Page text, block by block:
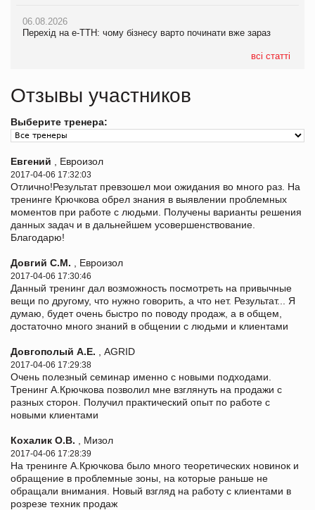
06.08.2026
Перехід на е-ТТН: чому бізнесу варто починати вже зараз
всі статті
Отзывы участников
Выберите тренера:
Евгений , Евроизол
2017-04-06 17:32:03
Отлично!Результат превзошел мои ожидания во много раз. На
тренинге Крючкова обрел знания в выявлении проблемных
моментов при работе с людьми. Получены варианты решения
данных задач и в дальнейшем усовершенствование.
Благодарю!
Довгий С.М. , Евроизол
2017-04-06 17:30:46
Данный тренинг дал возможность посмотреть на привычные
вещи по другому, что нужно говорить, а что нет. Результат... Я
думаю, будет очень быстро по поводу продаж, а в общем,
достаточно много знаний в общении с людьми и клиентами
Довгополый А.Е. , AGRID
2017-04-06 17:29:38
Очень полезный семинар именно с новыми подходами.
Тренинг А.Крючкова позволил мне взглянуть на продажи с
разных сторон. Получил практический опыт по работе с
новыми клиентами
Кохалик О.В. , Мизол
2017-04-06 17:28:39
На тренинге А.Крючкова было много теоретических новинок и
обращение в проблемные зоны, на которые раньше не
обращали внимания. Новый взгляд на работу с клиентами в
розрезе техник продаж